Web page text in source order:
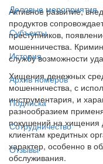
Деловые мероприятия
Субъекты
История
Архив номеров
Подписка
Сотрудничество
Отзывы
Активное развитие,
продуктов
преступников,
мошенничества.
службу возможности
Хищения денежных
мошенничества, с
инструментария, и
разнообразием
покушений на хищения
клиентам кредитных
характер, особенно в
обслуживания.